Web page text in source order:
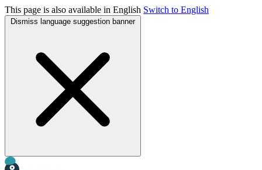
This page is also available in English Switch to English
Dismiss language suggestion banner